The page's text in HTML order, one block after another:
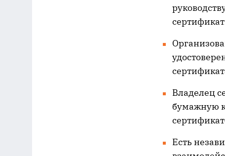
Владелец
бумажную
Есть